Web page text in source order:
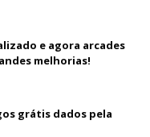
e agora arcades
melhorias!
grátis dados pela